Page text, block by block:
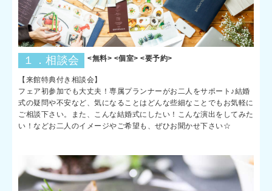
１．相談会 <無料> <個室> <要予約>
【来館特典付き相談会】
フェア初参加でも大丈夫！専属プランナーがお二人をサポート♪結婚
式の疑問や不安など、気になることはどんな些細なことでもお気軽に
ご相談下さい。また、こんな結婚式にしたい！こんな演出をしてみた
い！などお二人のイメージやご希望も、ぜひお聞かせ下さい☆